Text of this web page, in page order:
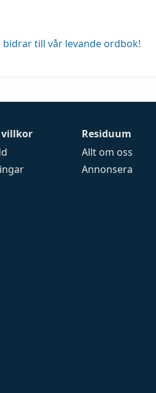
till vår levande ordbok!
Residuum
Allt om oss
Annonsera